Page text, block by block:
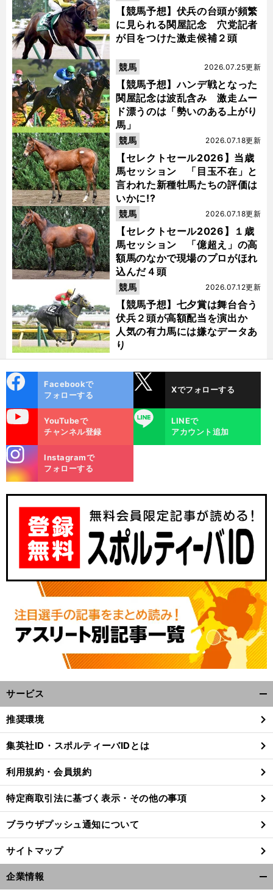
阪
・
」
前
へ
【競馬予想】伏兵の台頭が頻繁
に見られる関屋記念 穴党記者
が目をつけた激走候補２頭
【競馬予想】ハンデ戦となった
関屋記念は波乱含み 激走ムー
ド漂うのは「勢いのある上がり
馬」
2026.07.25更新
競馬
【セレクトセール2026】当歳
馬セッション 「目玉不在」と
言われた新種牡馬たちの評価は
いかに!?
2026.07.18更新
競馬
【セレクトセール2026】１歳
馬セッション 「億超え」の高
額馬のなかで現場のプロがほれ
込んだ４頭
2026.07.18更新
競馬
【競馬予想】七夕賞は舞台合う
伏兵２頭が高額配当を演出か
人気の有力馬には嫌なデータあ
り
2026.07.12更新
競馬
ok
Facebookで
フォローする
Xでフォローする
YouTubeで
チャンネル登録
LINE
LINEで
アカウント追加
m
Instagramで
フォローする
サービス
閉
る
推奨環境
集英社ID・スポルティーバIDとは
利用規約・会員規約
特定商取引法に基づく表示・その他の事項
ブラウザプッシュ通知について
サイトマップ
企業情報